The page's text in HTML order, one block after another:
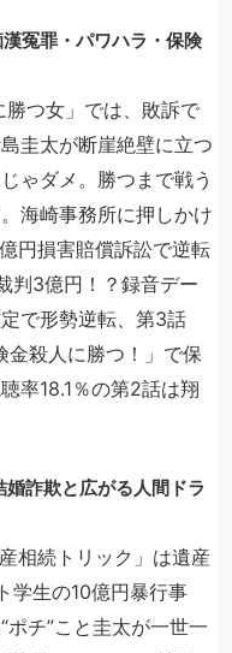
冤罪・パワハラ・保険
つ女」では、敗訴で
圭太が断崖絶壁に立つ
ゃダメ。勝つまで戦う
海崎事務所に押しかけ
円損害賠償訴訟で逆転
判3億円！？録音デー
で形勢逆転、第3話
金殺人に勝つ！」で保
率18.1％の第2話は翔
詐欺と広がる人間ドラ
相続トリック」は遺産
学生の10億円暴行事
チ”こと圭太が一世一